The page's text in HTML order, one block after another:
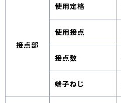
接点部
使用定格
使用接点
接点数
端子ねじ